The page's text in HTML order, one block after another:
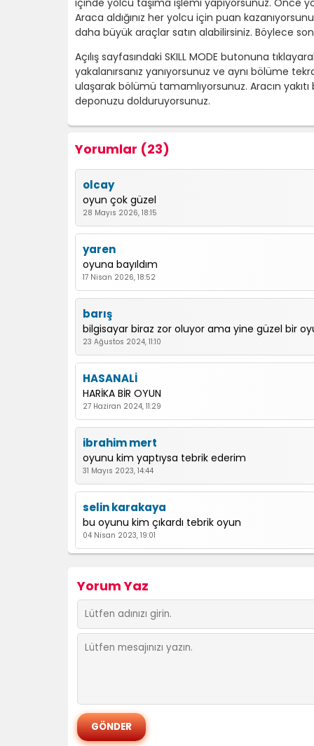
içinde yolcu taşıma işlemi yapıyorsunuz. Önce
Araca aldığınız her yolcu için puan
daha büyük araçlar satın alabilirsiniz. Böylece
Açılış sayfasındaki SKILL MODE butonuna
yakalanırsanız yanıyorsunuz ve aynı bölüme
ulaşarak bölümü tamamlıyorsunuz. Aracın
deponuzu dolduruyorsunuz.
Yorumlar (23)
olcay
oyun çok güzel
28 Mayıs 2026, 18:15
yaren
oyuna bayıldım
17 Nisan 2026, 18:52
barış
bilgisayar biraz zor oluyor ama yine güzel bir
23 Ağustos 2024, 11:10
HASANALİ
HARİKA BİR OYUN
27 Haziran 2024, 11:29
ibrahim mert
oyunu kim yaptıysa tebrik ederim
31 Mayıs 2023, 14:44
selin karakaya
bu oyunu kim çıkardı tebrik oyun
04 Nisan 2023, 19:01
GERÇEKTEN MUHTEŞEM HEMDE VARYA TEK
14 Ekim 2022, 17:13
aab
0 6 yaş grubu için ideal
MEGA TURİZM
BU OYUNMUHTİŞİM ÖTESİ
31 Ocak 2022, 18:49
Yorum Yaz